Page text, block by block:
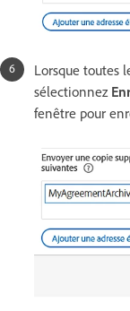
Lorsque toutes
sélectionnez
fenêtre pour